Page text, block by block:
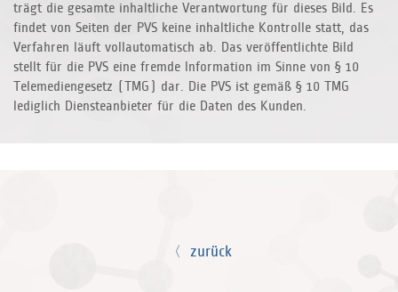
trägt die gesamte inhaltliche Verantwortung für dieses Bild. Es
findet von Seiten der PVS keine inhaltliche Kontrolle statt, das
Verfahren läuft vollautomatisch ab. Das veröffentlichte Bild
stellt für die PVS eine fremde Information im Sinne von § 10
Telemediengesetz (TMG) dar. Die PVS ist gemäß § 10 TMG
lediglich Diensteanbieter für die Daten des Kunden.
zurück